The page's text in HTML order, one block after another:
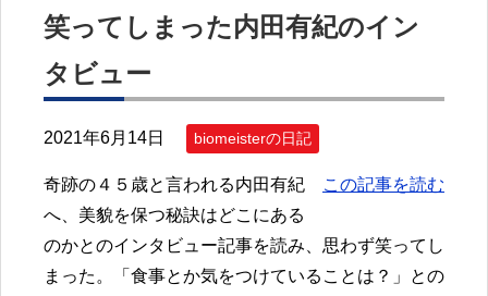
笑ってしまった内田有紀のイン
タビュー
2021年6月14日 biomeisterの日記
この記事を読む
奇跡の４５歳と言われる内田有紀
へ、美貌を保つ秘訣はどこにある
のかとのインタビュー記事を読み、思わず笑ってし
まった。「食事とか気をつけていることは？」との